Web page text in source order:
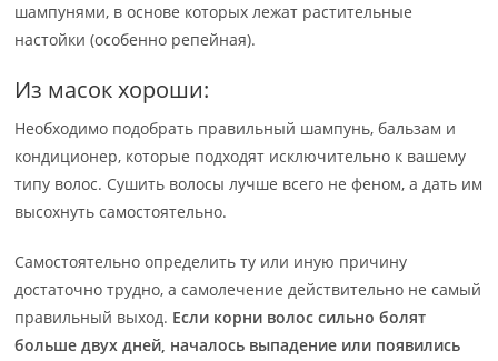
шампунями, в основе которых лежат растительные
настойки (особенно репейная).
Из масок хороши:
Необходимо подобрать правильный шампунь, бальзам и
кондиционер, которые подходят исключительно к вашему
типу волос. Сушить волосы лучше всего не феном, а дать им
высохнуть самостоятельно.
Самостоятельно определить ту или иную причину
достаточно трудно, а самолечение действительно не самый
правильный выход. Если корни волос сильно болят
больше двух дней, началось выпадение или появились